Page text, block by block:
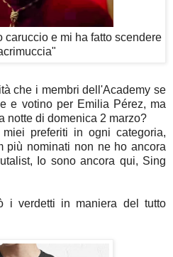
caruccio e mi ha fatto scendere
che i membri dell'Academy se
e votino per Emilia Pérez, ma
notte di domenica 2 marzo?
preferiti in ogni categoria,
più nominati non ne ho ancora
Io sono ancora qui, Sing
i verdetti in maniera del tutto